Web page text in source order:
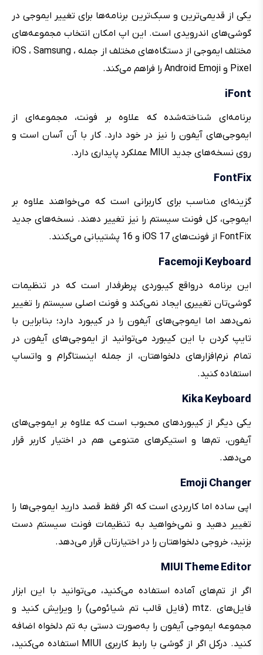
یکی از قدیمی‌ترین و سبک‌ترین برنامه‌ها برای تغییر ایموجی در
گوشی‌های اندرویدی است. این اپ امکان انتخاب مجموعه‌های
مختلف ایموجی از دستگاه‌های مختلف از جمله iOS ، Samsung ،
Pixel و Android Emoji را فراهم می‌کند.
iFont
برنامه‌ای شناخته‌شده که علاوه بر فونت، مجموعه‌ای از
ایموجی‌های آیفون را نیز در خود دارد. کار با آن آسان است و
روی نسخه‌های جدید MIUI عملکرد پایداری دارد.
FontFix
گزینه‌ای مناسب برای کاربرانی است که می‌خواهند علاوه بر
ایموجی، کل فونت سیستم را نیز تغییر دهند. نسخه‌های جدید
FontFix از فونت‌های iOS 17 و 16 پشتیبانی می‌کنند.
Facemoji Keyboard
این برنامه درواقع کیبوردی پرطرفدار است که در تنظیمات
گوشی‌تان تغییری ایجاد نمی‌کند و فونت اصلی سیستم را تغییر
نمی‌دهد اما ایموجی‌های آیفون را در کیبورد دارد؛ بنابراین با
تایپ کردن با این کیبورد می‌توانید از ایموجی‌های آیفون در
تمام نرم‌افزارهای دلخواهتان، از جمله اینستاگرام و واتساپ
استفاده کنید.
Kika Keyboard
یکی دیگر از کیبوردهای محبوب است که علاوه بر ایموجی‌های
آیفون، تم‌ها و استیکرهای متنوعی هم در اختیار کاربر قرار
می‌دهد.
Emoji Changer
اپی ساده اما کاربردی است که اگر فقط قصد دارید ایموجی‌ها را
تغییر دهید و نمی‌خواهید به تنظیمات فونت سیستم دست
بزنید، خروجی دلخواهتان را در اختیارتان قرار می‌دهد.
MIUI Theme Editor
اگر از تم‌های آماده استفاده می‌کنید، می‌توانید با این ابزار
فایل‌های .mtz (فایل قالب تم شیائومی) را ویرایش کنید و
مجموعه ایموجی آیفون را به‌صورت دستی به تم دلخواه اضافه
کنید. درکل اگر از گوشی با رابط کاربری MIUI استفاده می‌کنید،